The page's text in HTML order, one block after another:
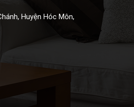
Huyện Hóc Môn,